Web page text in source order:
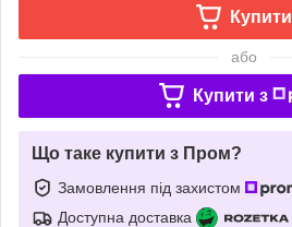
Купити
або
Купити з
Що таке купити з Пром?
Замовлення під захистом
Доступна доставка